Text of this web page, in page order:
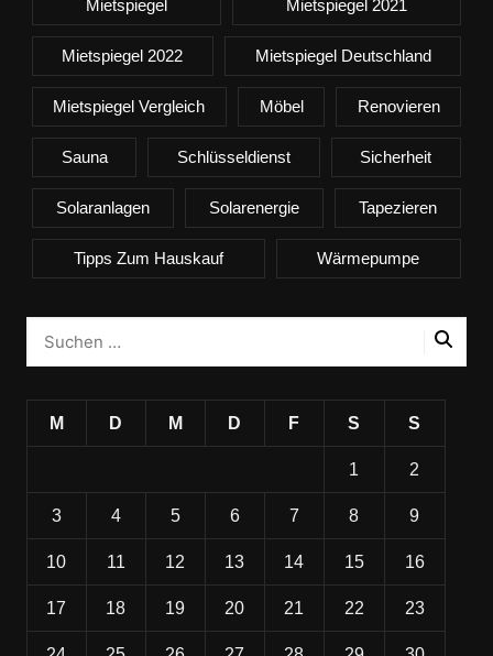
Mietspiegel Mietspiegel 2021
Mietspiegel 2022 Mietspiegel Deutschland
Mietspiegel Vergleich Möbel Renovieren
Sauna Schlüsseldienst Sicherheit
Solaranlagen Solarenergie Tapezieren
Tipps Zum Hauskauf Wärmepumpe
M D M D F S S
1 2
3 4 5 6 7 8 9
10 11 12 13 14 15 16
17 18 19 20 21 22 23